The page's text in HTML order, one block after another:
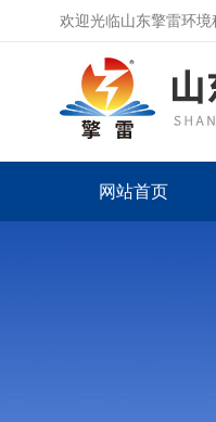
欢迎光临山东擎雷环境
网站首页